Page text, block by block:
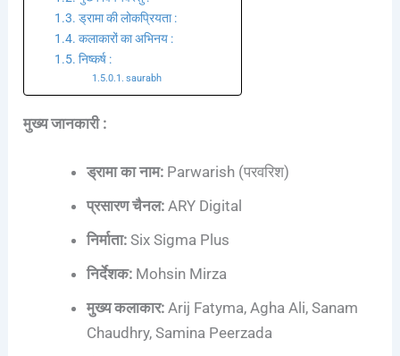
ड्रामा की लोकप्रियता :
कलाकारों का अभिनय :
निष्कर्ष :
saurabh
मुख्य जानकारी :
ड्रामा का नाम: Parwarish (परवरिश)
प्रसारण चैनल: ARY Digital
निर्माता: Six Sigma Plus
निर्देशक: Mohsin Mirza
मुख्य कलाकार: Arij Fatyma, Agha Ali, Sanam
Chaudhry, Samina Peerzada